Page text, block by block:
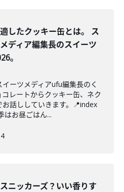
したクッキー缶とは。 ス
ディア編集長のスイーツ
。
ーツメディアufu編集長のく
レートからクッキー缶、ネク
話ししていきます。📍index
はお昼ごはん...
ニッカーズ？いい香りす